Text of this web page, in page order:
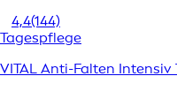
4,4(144)
Tagespflege
VITAL Anti-Falten